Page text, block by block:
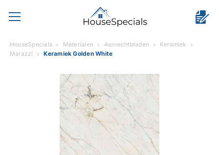
HouseSpecials Materialen Aanrechtbladen
Keramiek
Marazzi
Keramiek Golden White